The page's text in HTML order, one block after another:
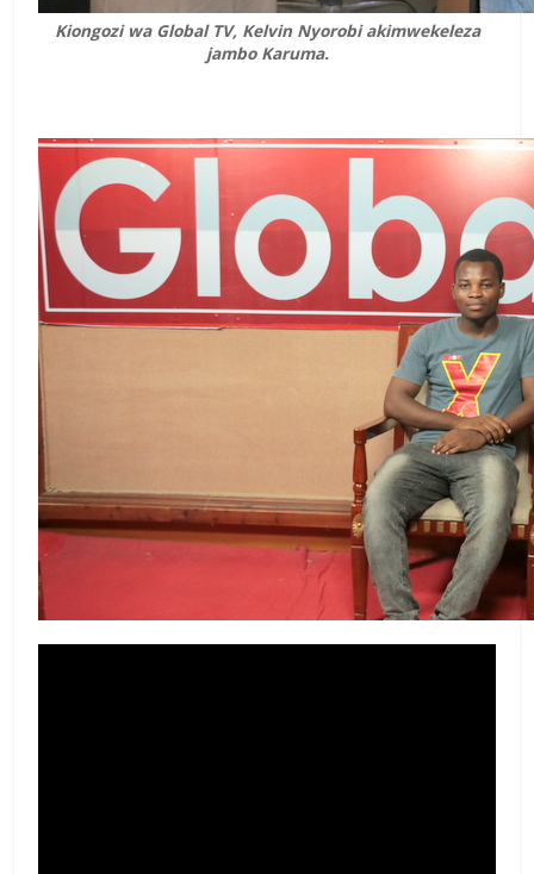
Kiongozi wa Global TV, Kelvin Nyorobi akimwekeleza
jambo Karuma.